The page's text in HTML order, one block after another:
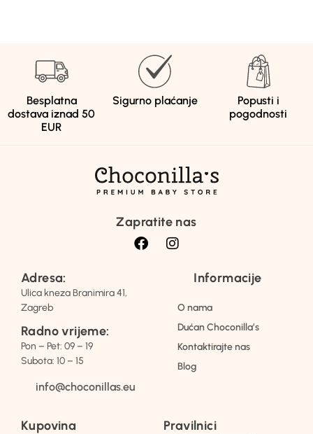
Besplatna
dostava iznad 50
EUR
Sigurno plaćanje
Popusti i
pogodnosti
Zapratite nas
Adresa:
Ulica kneza Branimira 41,
Zagreb
Radno vrijeme:
Pon – Pet: 09 – 19
Subota: 10 – 15
info@choconillas.eu
Informacije
O nama
Dućan Choconilla’s
Kontaktirajte nas
Blog
Kupovina Pravilnici